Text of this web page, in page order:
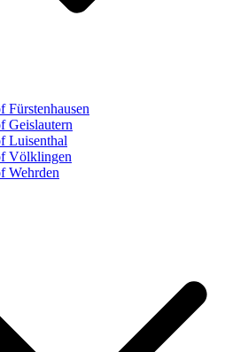
Fürstenhausen
Geislautern
Luisenthal
Völklingen
Wehrden